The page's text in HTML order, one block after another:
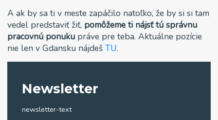
A ak by sa ti v meste zapáčilo natoľko, že by si si tam
vedel predstaviť žiť, pomôžeme ti nájsť tú správnu
pracovnú ponuku práve pre teba. Aktuálne pozície
nie len v Gdansku nájdeš TU.
Newsletter
newsletter-text